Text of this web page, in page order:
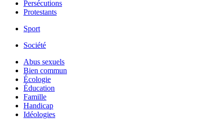
Persécutions
Protestants
Sport
Société
Abus sexuels
Bien commun
Écologie
Éducation
Famille
Handicap
Idéologies